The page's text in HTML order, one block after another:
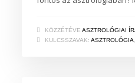
KÖZZÉTÉVE ASZTROLÓGIAI
KULCSSZAVAK: ASZTROLÓGIA